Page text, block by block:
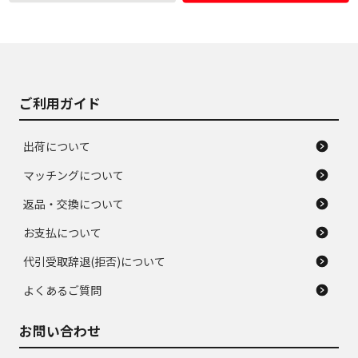
ご利用ガイド
出荷について
マッチングについて
返品・交換について
お支払について
代引受取辞退(拒否)について
よくあるご質問
お問い合わせ